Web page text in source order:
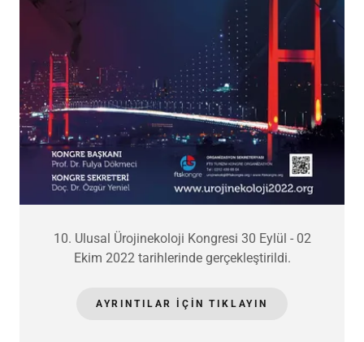
10. Ulusal Ürojinekoloji Kongresi 30 Eylül - 02
Ekim 2022 tarihlerinde gerçekleştirildi.
AYRINTILAR IÇIN TIKLAYIN